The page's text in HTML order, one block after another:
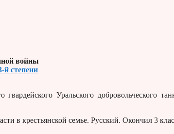
войны
й степени
Уральского добровольческого
в крестьянской семье. Русский. Окончил 3